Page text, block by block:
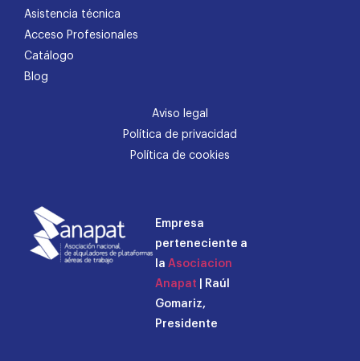
Asistencia técnica
Acceso Profesionales
Catálogo
Blog
Aviso legal
Política de privacidad
Política de cookies
Empresa
perteneciente a
la Asociacion
Anapat | Raúl
Gomariz,
Presidente